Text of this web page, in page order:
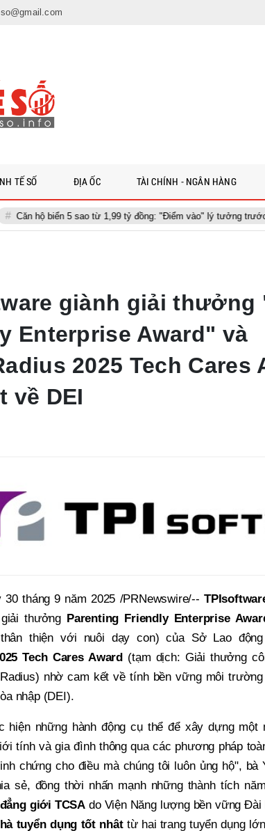
5 sao từ 1,99 tỷ đồng: "Điểm vào" lý tưởng trước chu kỳ
TẾ SỐ ĐỊA ỐC TÀI CHÍNH - NGÂN HÀNG
giành giải thưởng
Enterprise Award" và
2025 Tech Cares
về DEI
tháng 9 năm 2025 /PRNewswire/--
thưởng Parenting Friendly Enterprise
thân thiện với nuôi dạy con) của Sở Lao
Tech Cares Award(tạm dịch: Giải thưởng
nhờ cam kết về tính bền vững môi
nhập (DEI).
hiện những hành động cụ thể để xây dựng
tính và gia đình thông qua các phương pháp
chứng cho điều mà chúng tôi luôn ủng hộ", bà
sẻ, đồng thời nhấn mạnh những thành tích
giới TCSA do Viện Năng lượng bền vững Đài
tuyển dụng tốt nhâttừ hai trang tuyển dụng